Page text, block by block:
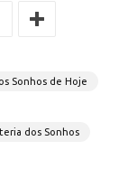
Sonhos de Hoje
dos Sonhos